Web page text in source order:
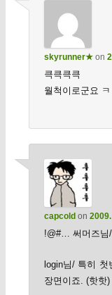
skyrunner★on
큭큭큭큭
월척이로군요
capcold on
!@#… 써머즈님
login님/ 특히
장면이죠. (핫핫)